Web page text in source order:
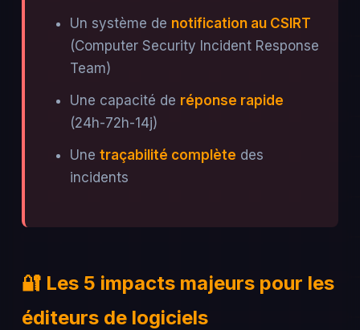
Un système de notification au CSIRT
(Computer Security Incident Response
Team)
Une capacité de réponse rapide
(24h-72h-14j)
Une traçabilité complète des
incidents
🔐 Les 5 impacts majeurs pour les
éditeurs de logiciels